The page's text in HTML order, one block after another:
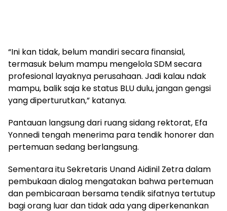
“Ini kan tidak, belum mandiri secara finansial,
termasuk belum mampu mengelola SDM secara
profesional layaknya perusahaan. Jadi kalau ndak
mampu, balik saja ke status BLU dulu, jangan gengsi
yang diperturutkan,” katanya.
Pantauan langsung dari ruang sidang rektorat, Efa
Yonnedi tengah menerima para tendik honorer dan
pertemuan sedang berlangsung.
Sementara itu Sekretaris Unand Aidinil Zetra dalam
pembukaan dialog mengatakan bahwa pertemuan
dan pembicaraan bersama tendik sifatnya tertutup
bagi orang luar dan tidak ada yang diperkenankan